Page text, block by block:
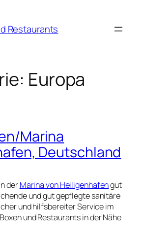
Restaurants
Europa
Marina
Deutschland
derMarina von Heiligenhafengut
und gut gepflegte sanitäre
und hilfsbereiter Service im
und Restaurants in der Nähe